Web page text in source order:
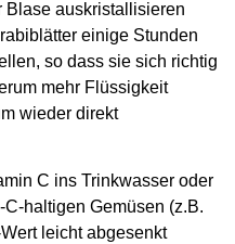
Blase auskristallisieren
einige Stunden
so dass sie sich richtig
mehr Flüssigkeit
wieder direkt
C ins Trinkwasser oder
haltigen Gemüsen (z.B.
leicht abgesenkt